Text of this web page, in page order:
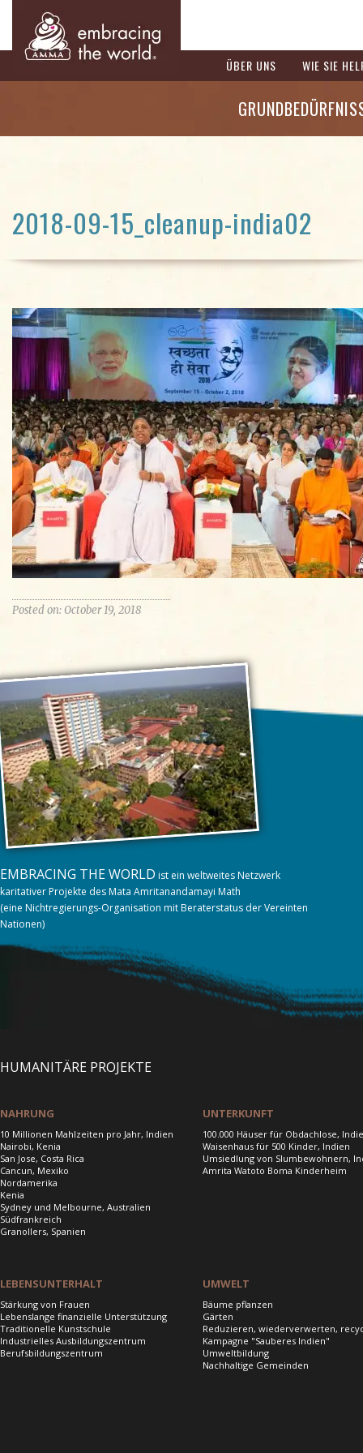
ÜBER UNS WIE SIE
2018-09-15_cleanup-india02
Posted on: October 19, 2018
EMBRACING THE WORLD ist ein weltweites Netzwerk
karitativer Projekte des Mata Amritanandamayi Math
(eine Nichtregierungs-Organisation mit Beraterstatus der Vereinten
Nationen)
HUMANITÄRE PROJEKTE
NAHRUNG
10 Millionen Mahlzeiten pro Jahr, Indien
Nairobi, Kenia
San Jose, Costa Rica
Cancun, Mexiko
Nordamerika
Kenia
Sydney und Melbourne, Australien
Südfrankreich
Granollers, Spanien
UNTERKUNFT
100.000 Häuser für Obdachlose,
Waisenhaus für 500 Kinder, Indien
Umsiedlung von Slumbewohnern,
Amrita Watoto Boma Kinderheim
LEBENSUNTERHALT
Stärkung von Frauen
Lebenslange finanzielle Unterstützung
Traditionelle Kunstschule
Industrielles Ausbildungszentrum
Berufsbildungszentrum
UMWELT
Bäume pflanzen
Gärten
Reduzieren, wiederverwerten,
Kampagne "Sauberes Indien"
Umweltbildung
Nachhaltige Gemeinden